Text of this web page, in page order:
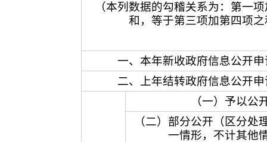
（本列数据的勾稽关系为：第一
和，等于第三项加第四项
一、本年新收政府信息公开
二、上年结转政府信息公开
（一）予以公
（二）部分公开（区分处
一情形，不计其他